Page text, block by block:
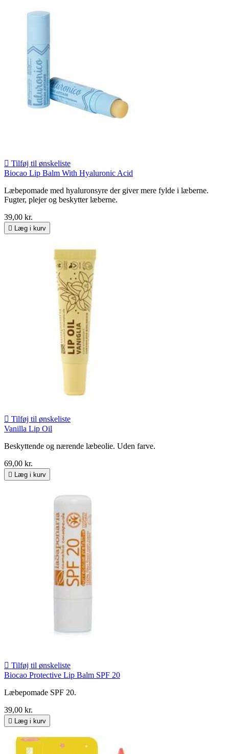
 Tilføj til ønskeliste
Biocao Lip Balm With Hyaluronic Acid
Læbepomade med hyaluronsyre der giver mere fylde i læberne.
Fugter, plejer og beskytter læberne.
39,00 kr.
 Læg i kurv
 Tilføj til ønskeliste
Vanilla Lip Oil
Beskyttende og nærende læbeolie. Uden farve.
69,00 kr.
 Læg i kurv
 Tilføj til ønskeliste
Biocao Protective Lip Balm SPF 20
Læbepomade SPF 20.
39,00 kr.
 Læg i kurv